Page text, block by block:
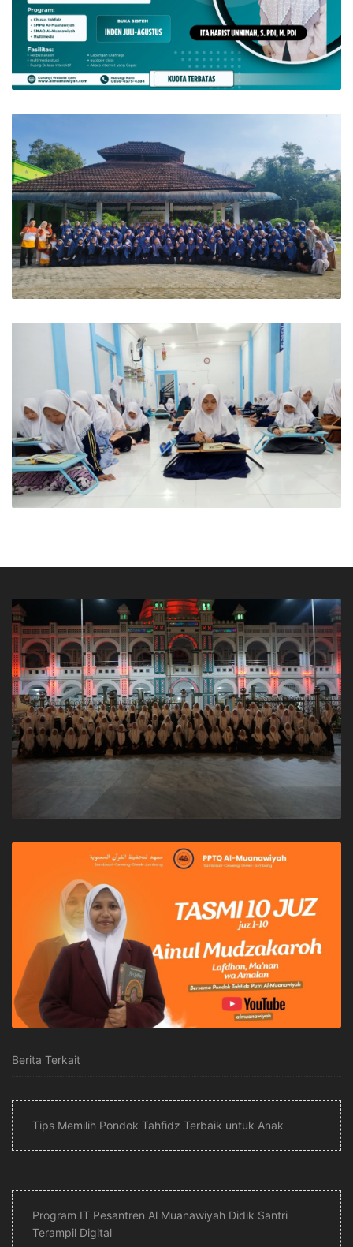
Berita Terkait
Tips Memilih Pondok Tahfidz Terbaik untuk Anak
Program IT Pesantren Al Muanawiyah Didik Santri
Terampil Digital